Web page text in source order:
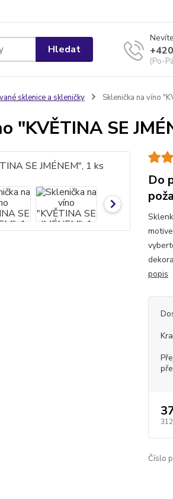
Hledat
(Po-
sklenice a skleničky Sklenička na víno
"KVĚTINA SE
Do
popis
Číslo